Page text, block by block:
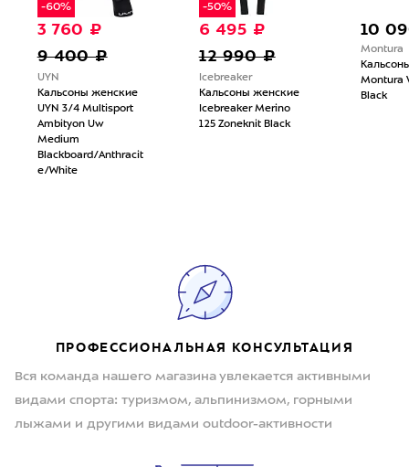
-60%
3 760 ₽
9 400 ₽
UYN
Кальсоны женские
UYN 3/4 Multisport
Ambityon Uw
Medium
Blackboard/Anthracit
e/White
-50%
6 495 ₽
12 990 ₽
Icebreaker
Кальсоны женские
Icebreaker Merino
125 Zoneknit Black
10
Montura
Montura
Black
ПРОФЕССИОНАЛЬНАЯ КОНСУЛЬТАЦИЯ
Вся команда нашего магазина увлекается активными
видами спорта: туризмом, альпинизмом, горными
лыжами и другими видами outdoor-активности